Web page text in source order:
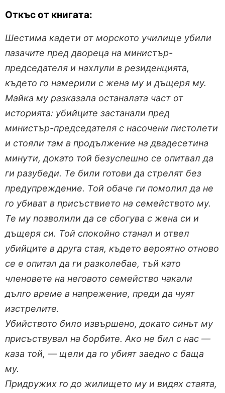
Откъс от книгата:
Шестима кадети от морското училище убили
пазачите пред двореца на министър-
председателя и нахлули в резиденцията,
където го намерили с жена му и дъщеря му.
Майка му разказала останалата част от
историята: убийците застанали пред
министър-председателя с насочени пистолети
и стояли там в продължение на двадесетина
минути, докато той безуспешно се опитвал да
ги разубеди. Те били готови да стрелят без
предупреждение. Той обаче ги помолил да не
го убиват в присъствието на семейството му.
Те му позволили да се сбогува с жена си и
дъщеря си. Той спокойно станал и отвел
убийците в друга стая, където вероятно отново
се е опитал да ги разколебае, тъй като
членовете на неговото семейство чакали
дълго време в напрежение, преди да чуят
изстрелите.
Убийството било извършено, докато синът му
присъствувал на борбите. Ако не бил с нас —
каза той, — щели да го убият заедно с баща
му.
Придружих го до жилището му и видях стаята,